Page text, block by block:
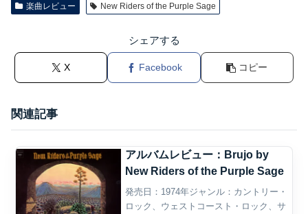
楽曲レビュー New Riders of the Purple Sage
シェアする
X Facebook コピー
関連記事
アルバムレビュー：Brujo by
New Riders of the Purple Sage
発売日：1974年ジャンル：カントリー・
ロック、ウェストコースト・ロック、サ